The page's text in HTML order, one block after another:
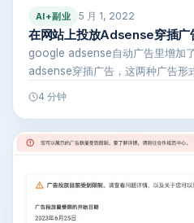
AI+副业 5 月 1, 2022
在网站上投放Adsense穿插广
google adsense自动广告里增加
adsense穿插广告，这两种广告
4 分钟